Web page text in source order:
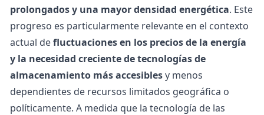
prolongados y una mayor densidad energética. Este
progreso es particularmente relevante en el contexto
actual defluctuaciones en los precios de la energía
y la necesidad creciente de tecnologías de
almacenamiento más accesiblesy menos
dependientes de recursos limitados geográfica o
políticamente. A medida que la tecnología de las